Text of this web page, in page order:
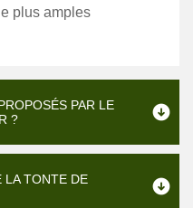
plus amples
PAR LE
?
LA TONTE DE